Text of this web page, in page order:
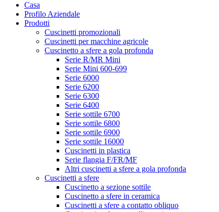
Casa
Profilo Aziendale
Prodotti
Cuscinetti promozionali
Cuscinetti per macchine agricole
Cuscinetto a sfere a gola profonda
Serie R/MR Mini
Serie Mini 600-699
Serie 6000
Serie 6200
Serie 6300
Serie 6400
Serie sottile 6700
Serie sottile 6800
Serie sottile 6900
Serie sottile 16000
Cuscinetti in plastica
Serie flangia F/FR/MF
Altri cuscinetti a sfere a gola profonda
Cuscinetti a sfere
Cuscinetto a sezione sottile
Cuscinetto a sfere in ceramica
Cuscinetti a sfere a contatto obliquo